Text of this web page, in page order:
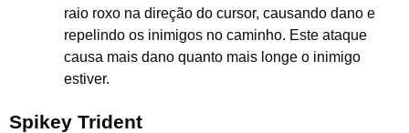
raio roxo na direção do cursor, causando dano e
repelindo os inimigos no caminho. Este ataque
causa mais dano quanto mais longe o inimigo
estiver.
Spikey Trident